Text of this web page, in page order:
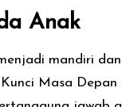
Anak
mandiri
Masa